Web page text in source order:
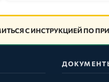
С ИНСТРУКЦИЕЙ ПО